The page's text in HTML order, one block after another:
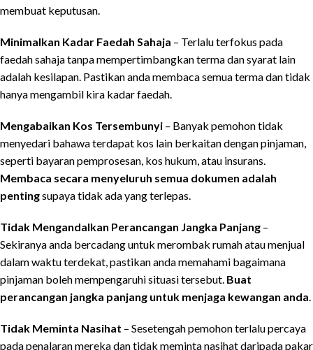
membuat keputusan.
Minimalkan Kadar Faedah Sahaja – Terlalu terfokus pada
faedah sahaja tanpa mempertimbangkan terma dan syarat lain
adalah kesilapan. Pastikan anda membaca semua terma dan tidak
hanya mengambil kira kadar faedah.
Mengabaikan Kos Tersembunyi – Banyak pemohon tidak
menyedari bahawa terdapat kos lain berkaitan dengan pinjaman,
seperti bayaran pemprosesan, kos hukum, atau insurans.
Membaca secara menyeluruh semua dokumen adalah
pentingsupaya tidak ada yang terlepas.
Tidak Mengandalkan Perancangan Jangka Panjang –
Sekiranya anda bercadang untuk merombak rumah atau menjual
dalam waktu terdekat, pastikan anda memahami bagaimana
pinjaman boleh mempengaruhi situasi tersebut. Buat
perancangan jangka panjang untuk menjaga kewangan anda
Tidak Meminta Nasihat – Sesetengah pemohon terlalu percaya
pada penalaran mereka dan tidak meminta nasihat daripada pakar